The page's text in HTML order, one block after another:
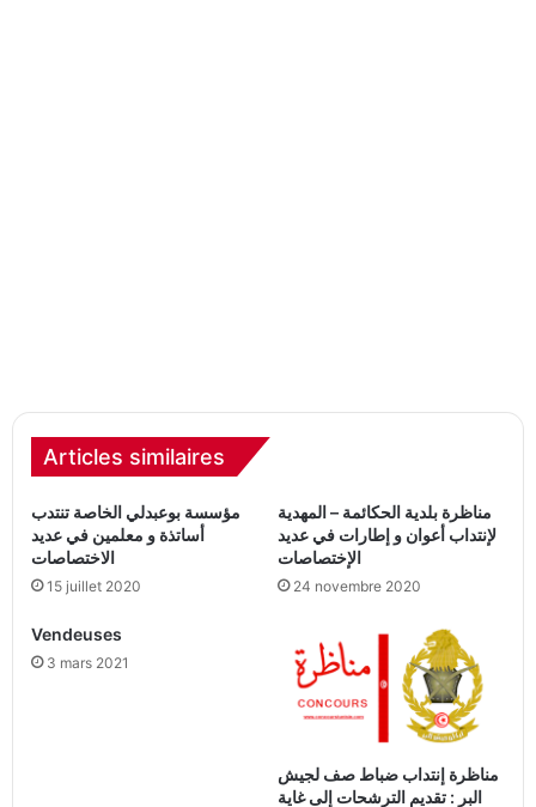
Articles similaires
مؤسسة بوعبدلي الخاصة تنتدب
أساتذة و معلمين في عديد
الاختصاصات
15 juillet 2020
مناظرة بلدية الحكائمة – المهدية
لإنتداب أعوان و إطارات في عديد
الإختصاصات
24 novembre 2020
Vendeuses
3 mars 2021
مناظرة إنتداب ضباط صف لجيش
البر : تقديم الترشحات إلى غاية